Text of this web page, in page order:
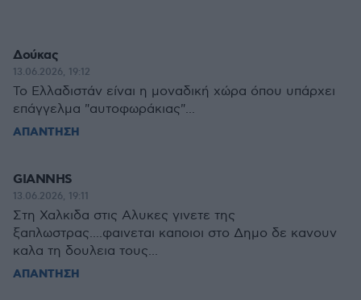
Δούκας
13.06.2026, 19:12
Το Ελλαδιστάν είναι η μοναδική χώρα όπου υπάρχει
επάγγελμα "αυτοφωράκιας"...
ΑΠΑΝΤΗΣΗ
GIANNHS
13.06.2026, 19:11
Στη Χαλκιδα στις Αλυκες γινετε της
ξαπλωστρας....φαινεται καποιοι στο Δημο δε κανουν
καλα τη δουλεια τους...
ΑΠΑΝΤΗΣΗ